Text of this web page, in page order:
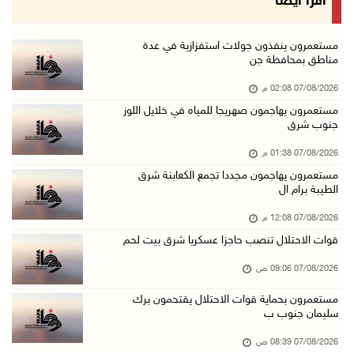
الاحتلال يقتحم بلدة طمون جنوب طوباس
محافظة القدس: انسحاب قوات الاحتلال من مخيم قل ...
تواصل انتهاكات الاحتلال والمستعمرين: اعتقالات ...
06/آب/2026 11:53 م
الاحتلال يخطر باقتلاع أشجار من 310 دونمات وال ...
06/آب/2026 11:14 م
قوات الاحتلال تقتحم يعبد جنوب غرب جنين
06/آب/2026 10:49 م
48 إصابة منذ بدء عدوان الاحتلال على مخيم قلند ...
مستعمرون ينفذون جولات استفزازية في عدة
مناطق بمحافظة جن
07/08/2026 02:08 م
مستعمرون يهاجمون صهريجا للمياه في خلايل اللوز
جنوب شرق
07/08/2026 01:38 م
مستعمرون يهاجمون مجددا تجمع الكعابنة شرق
الطيبة برام ال
07/08/2026 12:08 م
قوات الاحتلال تنصب حاجزا عسكريا شرق بيت لحم
07/08/2026 09:06 ص
مستعمرون بحماية قوات الاحتلال يقتحمون برك
سليمان جنوب ب
07/08/2026 08:39 ص